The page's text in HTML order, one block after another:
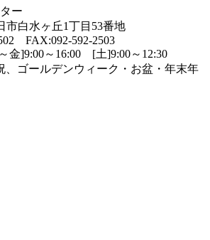
ー
市白水ヶ丘1丁目53番地
FAX:092-592-2503
金]9:00～16:00 [土]9:00～12:30
、ゴールデンウィーク・お盆・年末年